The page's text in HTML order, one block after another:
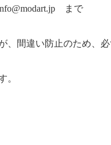
まで
、間違い防止のため、
。